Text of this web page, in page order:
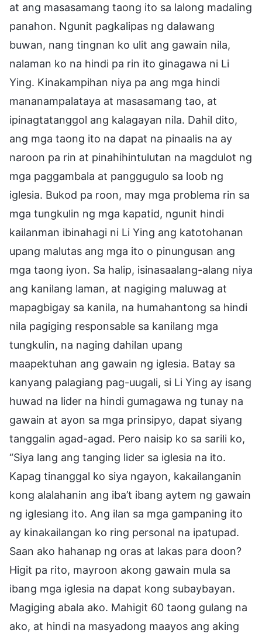
at ang masasamang taong ito sa lalong madaling
panahon. Ngunit pagkalipas ng dalawang
buwan, nang tingnan ko ulit ang gawain nila,
nalaman ko na hindi pa rin ito ginagawa ni Li
Ying. Kinakampihan niya pa ang mga hindi
mananampalataya at masasamang tao, at
ipinagtatanggol ang kalagayan nila. Dahil dito,
ang mga taong ito na dapat na pinaalis na ay
naroon pa rin at pinahihintulutan na magdulot ng
mga paggambala at panggugulo sa loob ng
iglesia. Bukod pa roon, may mga problema rin sa
mga tungkulin ng mga kapatid, ngunit hindi
kailanman ibinahagi ni Li Ying ang katotohanan
upang malutas ang mga ito o pinungusan ang
mga taong iyon. Sa halip, isinasaalang-alang niya
ang kanilang laman, at nagiging maluwag at
mapagbigay sa kanila, na humahantong sa hindi
nila pagiging responsable sa kanilang mga
tungkulin, na naging dahilan upang
maapektuhan ang gawain ng iglesia. Batay sa
kanyang palagiang pag-uugali, si Li Ying ay isang
huwad na lider na hindi gumagawa ng tunay na
gawain at ayon sa mga prinsipyo, dapat siyang
tanggalin agad-agad. Pero naisip ko sa sarili ko,
“Siya lang ang tanging lider sa iglesia na ito.
Kapag tinanggal ko siya ngayon, kakailanganin
kong alalahanin ang iba’t ibang aytem ng gawain
ng iglesiang ito. Ang ilan sa mga gampaning ito
ay kinakailangan ko ring personal na ipatupad.
Saan ako hahanap ng oras at lakas para doon?
Higit pa rito, mayroon akong gawain mula sa
ibang mga iglesia na dapat kong subaybayan.
Magiging abala ako. Mahigit 60 taong gulang na
ako, at hindi na masyadong maayos ang aking